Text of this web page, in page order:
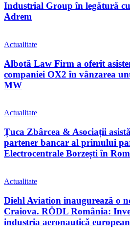
Industrial Group în legătură
Adrem
Actualitate
Albotă Law Firm a oferit
companiei OX2 în vânzarea
MW
Actualitate
Țuca Zbârcea & Asociații
partener bancar al primului
Electrocentrale Borzești în
Actualitate
Diehl Aviation inaugurează o
Craiova. RÖDL România:
industria aeronautică